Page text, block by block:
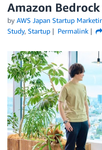
Amazon Bedrock
by AWS Japan Startup
Study, Startup Permalink